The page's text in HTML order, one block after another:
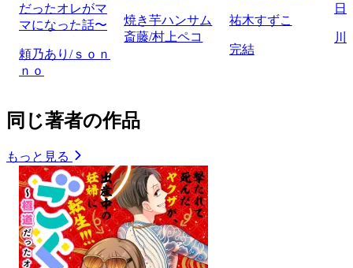
だったオレがマ
マになった話〜
頼乃あり/ｓｏｎ
ｎｏ
焼き芋ハンサム
斎藤/村上ペコ
祐木すずこ
完結
日
川
同じ著者の作品
もっと見る